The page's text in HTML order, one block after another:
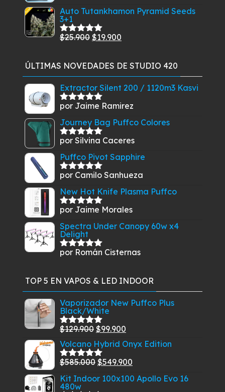
$27.900
precio
era:
$37.400.
precio
actual
$33.600.
Auto Tutankhamon Pyramid Seeds
3+1
Valorado
$25.900 El
original
era:
$25.900.
$19.900
actual
es:
$19.900.
ÚLTIMAS NOVEDADES DE STUDIO 420
Extractor Silent 200 / 1120m3 Kasvi
Valorado
por Jaime Ramirez
Journey Bag Puffco Colores
Valorado
por Silvina Caceres
Puffco Pivot Sapphire
Valorado
por Camilo Sanhueza
New Hot Knife Plasma Puffco
Valorado
por Jaime Morales
Spectra Under Canopy 60w x4
Delight
Valorado
por Román Cisternas
TOP 5 EN VAPOS & LED INDOOR
Vaporizador New Puffco Plus
Black/White
Valorado
5
$129.900 El
precio
original
era:
$129.900.
$99.900
precio
es:
$99.900.
Volcano Hybrid Onyx Edition
Valorado
5
$585.000 El
precio
$549.900
precio
actual
Kit Indoor 100x100 Apollo Evo 16
480w